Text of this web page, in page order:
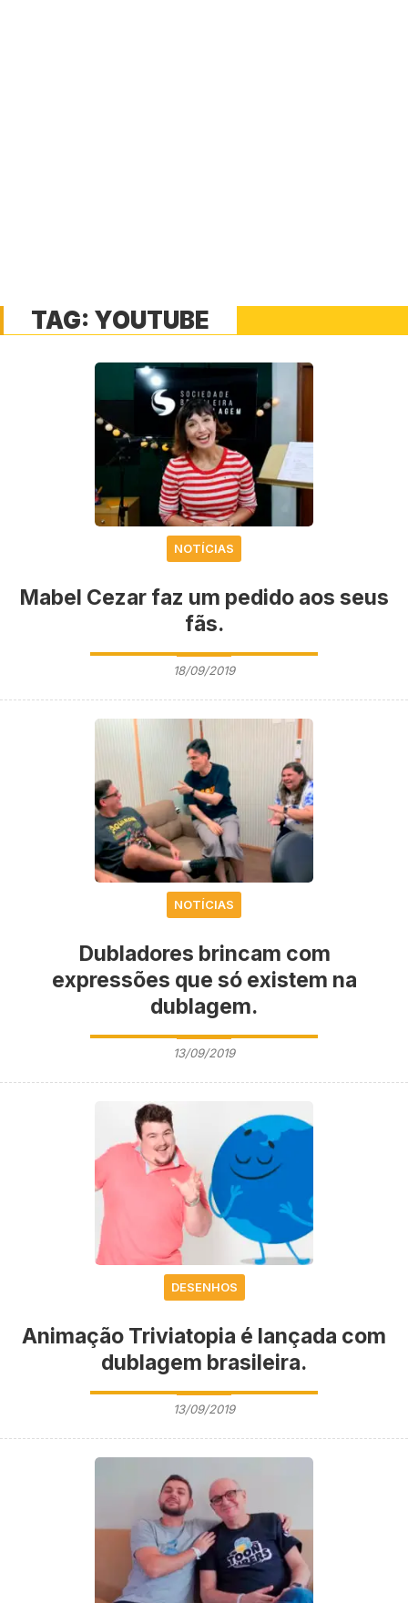
TAG: YOUTUBE
NOTÍCIAS
Mabel Cezar faz um pedido aos seus
fãs.
18/09/2019
NOTÍCIAS
Dubladores brincam com
expressões que só existem na
dublagem.
13/09/2019
DESENHOS
Animação Triviatopia é lançada com
dublagem brasileira.
13/09/2019